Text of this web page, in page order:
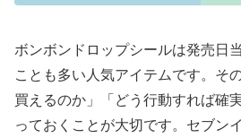
ボンボンドロップシールは発売日
ことも多い人気アイテムです。そ
買えるのか」「どう行動すれば確
っておくことが大切です。セブン